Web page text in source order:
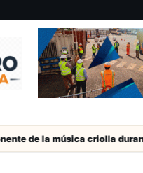
de la música criolla